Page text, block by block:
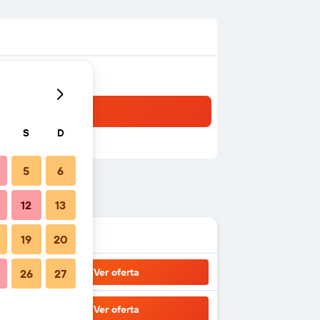
Ver oferta
Ver oferta
S D
5 6
12 13
19 20
26 27